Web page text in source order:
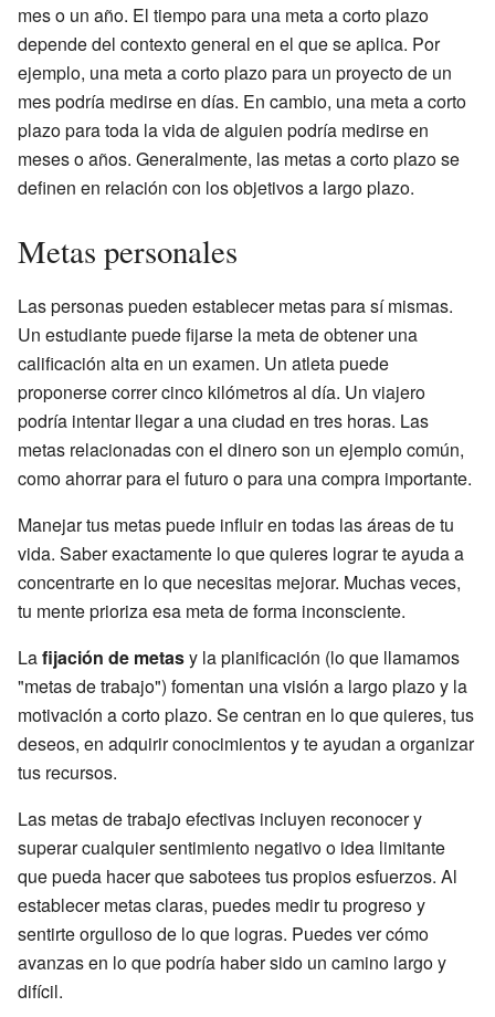
mes o un año. El tiempo para una meta a corto plazo
depende del contexto general en el que se aplica. Por
ejemplo, una meta a corto plazo para un proyecto de un
mes podría medirse en días. En cambio, una meta a corto
plazo para toda la vida de alguien podría medirse en
meses o años. Generalmente, las metas a corto plazo se
definen en relación con los objetivos a largo plazo.
Metas personales
Las personas pueden establecer metas para sí mismas.
Un estudiante puede fijarse la meta de obtener una
calificación alta en un examen. Un atleta puede
proponerse correr cinco kilómetros al día. Un viajero
podría intentar llegar a una ciudad en tres horas. Las
metas relacionadas con el dinero son un ejemplo común,
como ahorrar para el futuro o para una compra importante.
Manejar tus metas puede influir en todas las áreas de tu
vida. Saber exactamente lo que quieres lograr te ayuda a
concentrarte en lo que necesitas mejorar. Muchas veces,
tu mente prioriza esa meta de forma inconsciente.
Lafijación de metasy la planificación (lo que llamamos
"metas de trabajo") fomentan una visión a largo plazo y la
motivación a corto plazo. Se centran en lo que quieres, tus
deseos, en adquirir conocimientos y te ayudan a organizar
tus recursos.
Las metas de trabajo efectivas incluyen reconocer y
superar cualquier sentimiento negativo o idea limitante
que pueda hacer que sabotees tus propios esfuerzos. Al
establecer metas claras, puedes medir tu progreso y
sentirte orgulloso de lo que logras. Puedes ver cómo
avanzas en lo que podría haber sido un camino largo y
difícil.